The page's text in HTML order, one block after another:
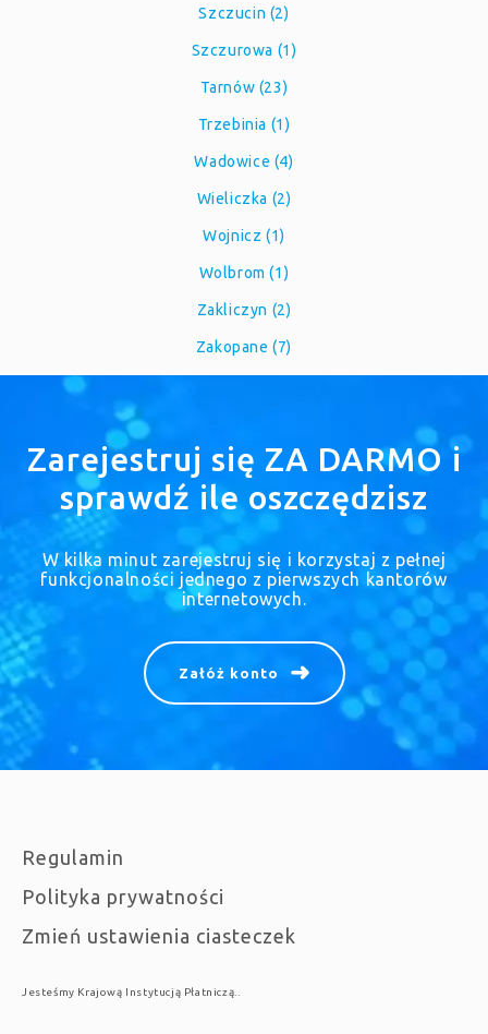
Szczucin (2)
Szczurowa (1)
Tarnów (23)
Trzebinia (1)
Wadowice (4)
Wieliczka (2)
Wojnicz (1)
Wolbrom (1)
Zakliczyn (2)
Zakopane (7)
Zarejestruj się ZA DARMO i
sprawdź ile oszczędzisz
W kilka minut zarejestruj się i korzystaj z pełnej
funkcjonalności jednego z pierwszych kantorów
internetowych.
Załóż konto
Regulamin
Polityka prywatności
Zmień ustawienia ciasteczek
Jesteśmy Krajową Instytucją Płatniczą..